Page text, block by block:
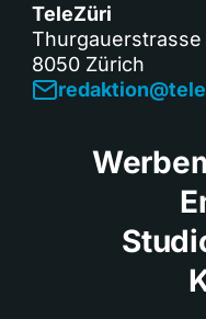
TeleZüri
Thurgauerstrasse
8050 Zürich